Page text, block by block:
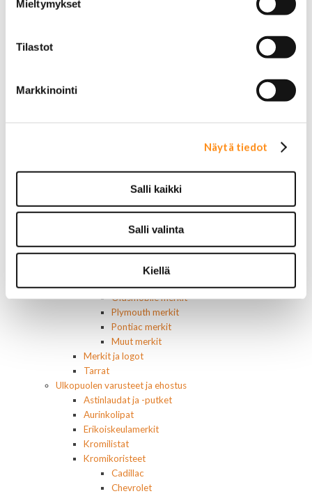
Mieltymykset
Tilastot
Markkinointi
Näytä tiedot
Salli kaikki
Salli valinta
Kiellä
Tarrat, tunnukset, logot, merkit
Cadillac merkit
Chevrolet merkit
Chrysler merkit
Ford merkit
Lincoln merkit
Oldsmobile merkit
Plymouth merkit
Pontiac merkit
Muut merkit
Merkit ja logot
Tarrat
Ulkopuolen varusteet ja ehostus
Astinlaudat ja -putket
Aurinkolipat
Erikoiskeulamerkit
Kromilistat
Kromikoristeet
Cadillac
Chevrolet